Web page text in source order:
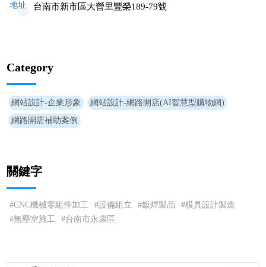
地址 台南市新市區大營里豐榮189-79號
Category
網站設計-企業形象
網站設計-網路開店(AI智慧型購物網)
網路開店補助案例
關鍵字
CNC機械零組件加工 設備組立 鈑焊製品
模具設計製造
無塵室施工
台南市永康區